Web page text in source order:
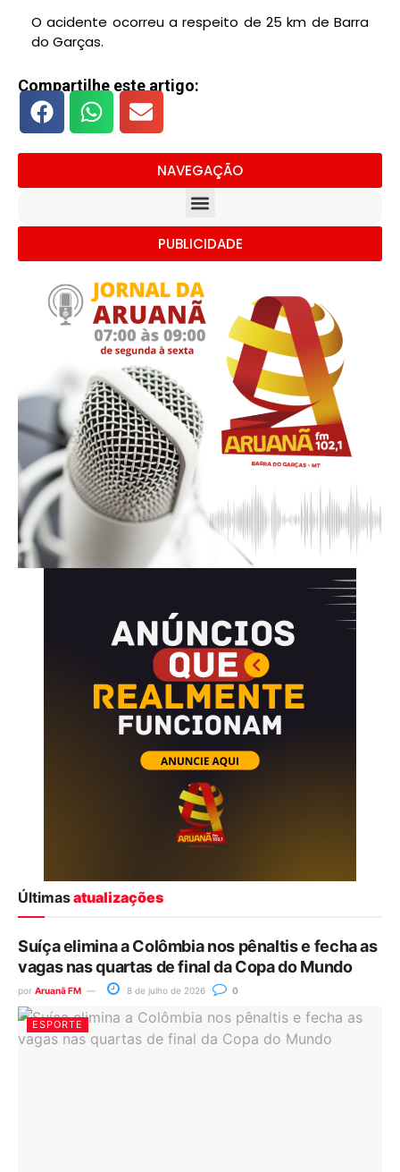
O acidente ocorreu a respeito de 25 km de Barra
do Garças.
Compartilhe este artigo:
NAVEGAÇÃO
PUBLICIDADE
Últimasatualizações
Suíça elimina a Colômbia nos pênaltis e fecha as
vagas nas quartas de final da Copa do Mundo
por Aruanã FM 8 de julho de 2026 0
ESPORTE